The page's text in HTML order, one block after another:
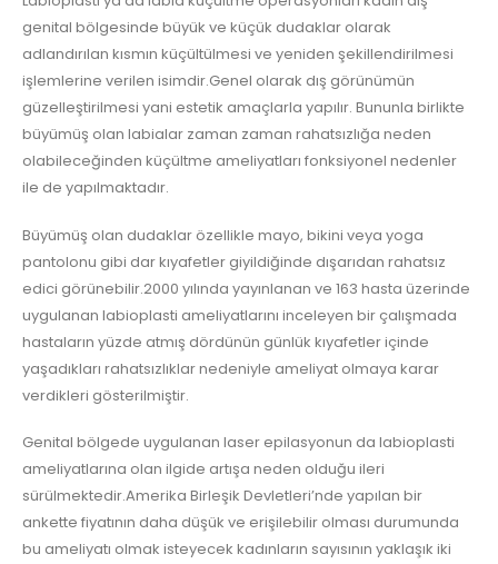
genital bölgesinde büyük ve küçük dudaklar olarak
adlandırılan kısmın küçültülmesi ve yeniden şekillendirilmesi
işlemlerine verilen isimdir.Genel olarak dış görünümün
güzelleştirilmesi yani estetik amaçlarla yapılır. Bununla birlikte
büyümüş olan labialar zaman zaman rahatsızlığa neden
olabileceğinden küçültme ameliyatları fonksiyonel nedenler
ile de yapılmaktadır.
Büyümüş olan dudaklar özellikle mayo, bikini veya yoga
pantolonu gibi dar kıyafetler giyildiğinde dışarıdan rahatsız
edici görünebilir.2000 yılında yayınlanan ve 163 hasta üzerinde
uygulanan labioplasti ameliyatlarını inceleyen bir çalışmada
hastaların yüzde atmış dördünün günlük kıyafetler içinde
yaşadıkları rahatsızlıklar nedeniyle ameliyat olmaya karar
verdikleri gösterilmiştir.
Genital bölgede uygulanan laser epilasyonun da labioplasti
ameliyatlarına olan ilgide artışa neden olduğu ileri
sürülmektedir.Amerika Birleşik Devletleri’nde yapılan bir
ankette fiyatının daha düşük ve erişilebilir olması durumunda
bu ameliyatı olmak isteyecek kadınların sayısının yaklaşık iki